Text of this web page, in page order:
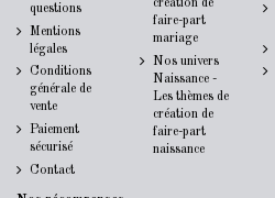
questions
Mentions
légales
Conditions
générale de
vente
Paiement
sécurisé
Contact
création de
faire-part
mariage
Nos univers
Naissance -
Les thèmes de
création de
faire-part
naissance